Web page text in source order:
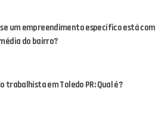
um empreendimento específico está com
do bairro?
trabalhista em Toledo PR: Qual é?